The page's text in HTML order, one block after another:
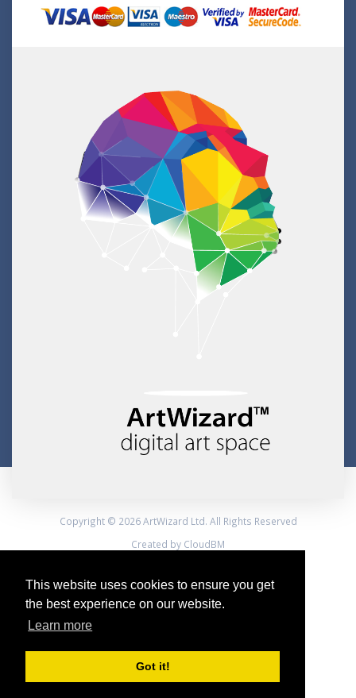
This website uses cookies to ensure you get
the best experience on our website.
Learn more
Got it!
Copyright © 2026 ArtWizard Ltd. All Rights Reserved
Created by CloudBM